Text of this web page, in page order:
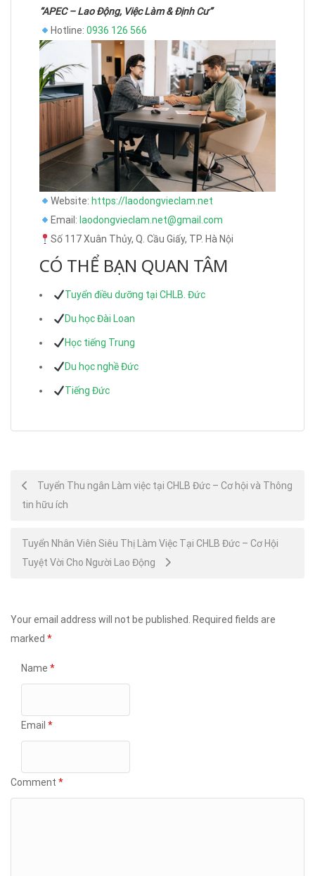
“APEC – Lao Động, Việc Làm & Định Cư”
Hotline: 0936 126 566
Website: https://laodongvieclam.net
Email: laodongvieclam.net@gmail.com
Số 117 Xuân Thủy, Q. Cầu Giấy, TP. Hà Nội
CÓ THỂ BẠN QUAN TÂM
Tuyển điều dưỡng tại CHLB. Đức
Du học Đài Loan
Học tiếng Trung
Du học nghề Đức
Tiếng Đức
Post
navigation
Tuyển Thu ngân Làm việc tại CHLB Đức – Cơ hội và Thông
tin hữu ích
Tuyển Nhân Viên Siêu Thị Làm Việc Tại CHLB Đức – Cơ Hội
Tuyệt Vời Cho Người Lao Động
Your email address will not be published. Required fields are
marked *
Name *
Email *
Comment *